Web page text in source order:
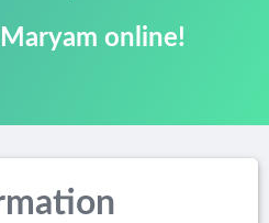
Maryam online!